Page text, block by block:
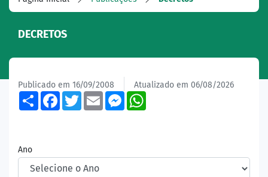
DECRETOS
Publicado em 16/09/2008 Atualizado em 06/08/2026
ShareFacebook
TwitterEmailMessenger
Ano